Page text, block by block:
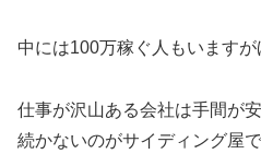
中には100万稼ぐ人もいます
仕事が沢山ある会社は手間が
続かないのがサイディング屋